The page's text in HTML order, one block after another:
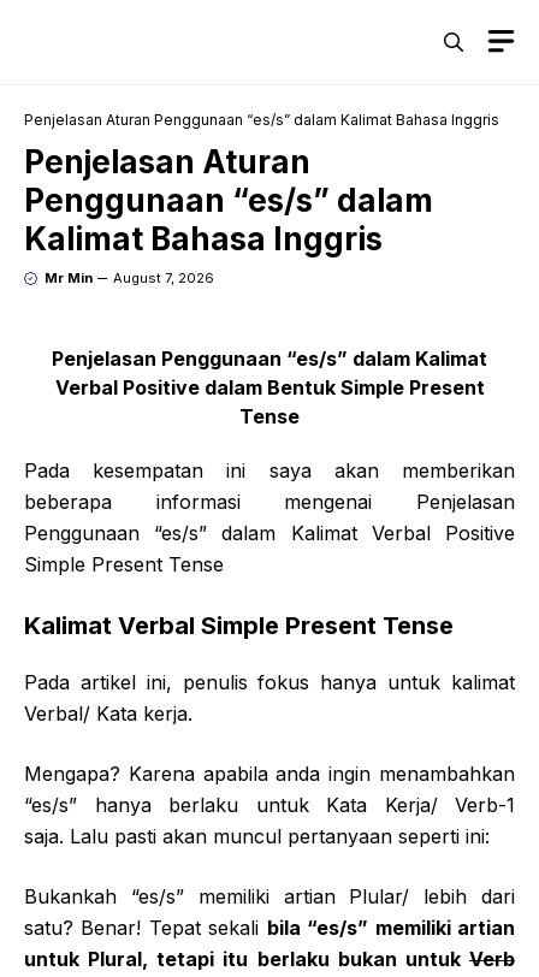
Penjelasan Aturan Penggunaan “es/s” dalam Kalimat Bahasa Inggris
Penjelasan Aturan
Penggunaan “es/s” dalam
Kalimat Bahasa Inggris
Mr Min August 7, 2026
Penjelasan Penggunaan “es/s” dalam Kalimat
Verbal Positive dalam Bentuk Simple Present
Tense
Pada kesempatan ini saya akan memberikan
beberapa informasi mengenai Penjelasan
Penggunaan “es/s” dalam Kalimat Verbal Positive
Simple Present Tense
Kalimat Verbal Simple Present Tense
Pada artikel ini, penulis fokus hanya untuk kalimat
Verbal/ Kata kerja.
Mengapa? Karena apabila anda ingin menambahkan
“es/s” hanya berlaku untuk Kata Kerja/ Verb-1
saja. Lalu pasti akan muncul pertanyaan seperti ini:
Bukankah “es/s” memiliki artian Plular/ lebih dari
satu? Benar! Tepat sekali bila “es/s” memiliki artian
untuk Plural, tetapi itu berlaku bukan untuk Verb